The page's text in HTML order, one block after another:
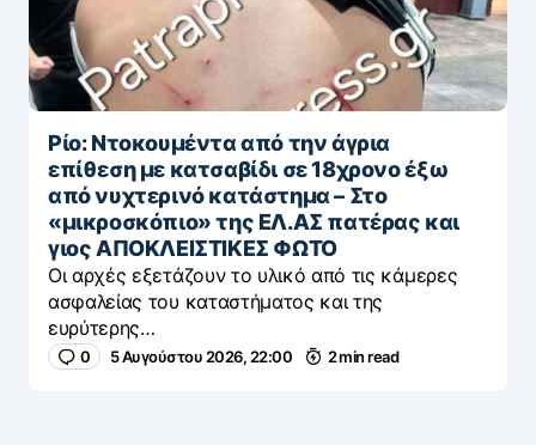
Ρίο: Ντοκουμέντα από την άγρια
επίθεση με κατσαβίδι σε 18χρονο έξω
από νυχτερινό κατάστημα – Στο
«μικροσκόπιο» της ΕΛ.ΑΣ πατέρας και
γιος ΑΠΟΚΛΕΙΣΤΙΚΕΣ ΦΩΤΟ
Οι αρχές εξετάζουν το υλικό από τις κάμερες
ασφαλείας του καταστήματος και της
ευρύτερης…
0 5 Αυγούστου 2026, 22:00 2 min read